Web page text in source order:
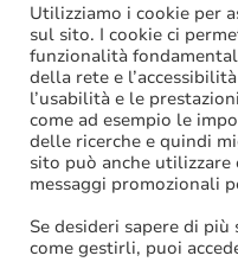
ULTIME NOTIZIE
Oggi in
le novità
Niente
Sanzioni
Utilizziamo i cookie per
sul sito. I cookie ci
funzionalità
della rete e
l’usabilità e le
come ad esempio le
delle ricerche e quindi
sito può anche
messaggi promozionali
Se desideri sapere di
come gestirli, puoi